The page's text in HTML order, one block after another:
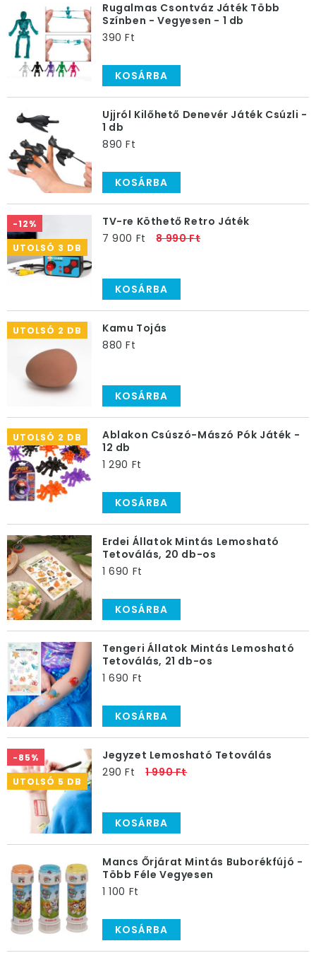
Rugalmas Csontváz Játék Több
Színben - Vegyesen - 1 db
390 Ft
KOSÁRBA
Ujjról Kilőhető Denevér Játék Csúzli -
1 db
890 Ft
KOSÁRBA
-12%
UTOLSÓ 3 DB
TV-re Köthető Retro Játék
7 900 Ft
8 990 Ft
KOSÁRBA
UTOLSÓ 2 DB
Kamu Tojás
880 Ft
KOSÁRBA
UTOLSÓ 2 DB
Ablakon Csúszó-Mászó Pók Játék -
12 db
1 290 Ft
KOSÁRBA
Erdei Állatok Mintás Lemosható
Tetoválás, 20 db-os
1 690 Ft
KOSÁRBA
Tengeri Állatok Mintás Lemosható
Tetoválás, 21 db-os
1 690 Ft
KOSÁRBA
-85%
UTOLSÓ 5 DB
Jegyzet Lemosható Tetoválás
290 Ft
1 990 Ft
KOSÁRBA
Mancs Őrjárat Mintás Buborékfújó -
Több Féle Vegyesen
1 100 Ft
KOSÁRBA